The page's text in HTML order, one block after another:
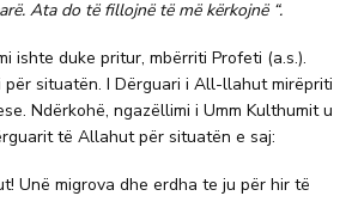
Ata do të fillojnë të më kërkojnë “.
ishte duke pritur, mbërriti Profeti (a.s.).
për situatën. I Dërguari i All-llahut mirëpriti
Ndërkohë, ngazëllimi i Umm Kulthumit u
të Allahut për situatën e saj:
Unë migrova dhe erdha te ju për hir të